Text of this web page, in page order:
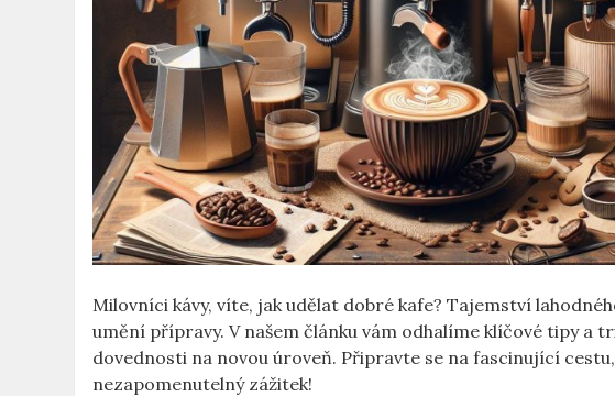
Milovníci kávy, víte, jak udělat dobré kafe? Tajemství
umění přípravy. V našem článku vám odhalíme klíčové tipy a
dovednosti na novou úroveň. Připravte se na fascinující
nezapomenutelný zážitek!